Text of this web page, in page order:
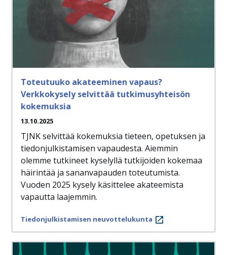
Toteutuuko akateeminen vapaus?
Verkkokysely selvittää tutkimusyhteisön
kokemuksia
13.10.2025
TJNK selvittää kokemuksia tieteen, opetuksen ja
tiedonjulkistamisen vapaudesta. Aiemmin
olemme tutkineet kyselyllä tutkijoiden kokemaa
häirintää ja sananvapauden toteutumista.
Vuoden 2025 kysely käsittelee akateemista
vapautta laajemmin.
Tiedonjulkistamisen neuvottelukunta